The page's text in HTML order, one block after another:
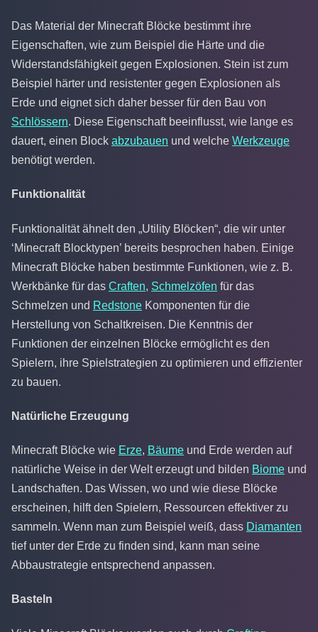
Das Material der Minecraft Blöcke bestimmt ihre
Eigenschaften, wie zum Beispiel die Härte und die
Widerstandsfähigkeit gegen Explosionen. Stein ist zum
Beispiel härter und resistenter gegen Explosionen als
Erde und eignet sich daher besser für den Bau von
Schlössern. Diese Eigenschaft beeinflusst, wie lange es
dauert, einen Block abzubauen und welche Werkzeuge
benötigt werden.
Funktionalität
Funktionalität ähnelt den „Utility Blöcken“, die wir unter
‘Minecraft Blocktypen’ bereits besprochen haben. Einige
Minecraft Blöcke haben bestimmte Funktionen, wie z. B.
Werkbänke für das Craften, Schmelzöfen für das
Schmelzen und Redstone Komponenten für die
Herstellung von Schaltkreisen. Die Kenntnis der
Funktionen der einzelnen Blöcke ermöglicht es den
Spielern, ihre Spielstrategien zu optimieren und effizienter
zu bauen.
Natürliche Erzeugung
Minecraft Blöcke wie Erze, Bäume und Erde werden auf
natürliche Weise in der Welt erzeugt und bilden Biome und
Landschaften. Das Wissen, wo und wie diese Blöcke
erscheinen, hilft den Spielern, Ressourcen effektiver zu
sammeln. Wenn man zum Beispiel weiß, dass Diamanten
tief unter der Erde zu finden sind, kann man seine
Abbaustrategie entsprechend anpassen.
Basteln